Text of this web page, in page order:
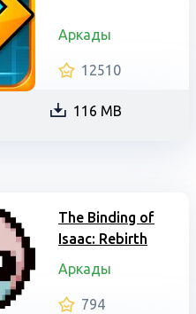
Аркады
12510
116 MB
The Binding of
Isaac: Rebirth
Аркады
794